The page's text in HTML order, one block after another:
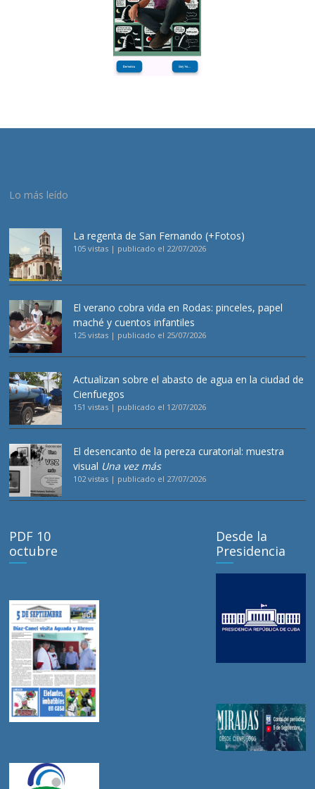
Lo más leído
La regenta de San Fernando (+Fotos)
105 vistas | publicado el 22/07/2026
El verano cobra vida en Rodas: pinceles, papel
maché y cuentos infantiles
125 vistas | publicado el 25/07/2026
Actualizan sobre el abasto de agua en la ciudad de
Cienfuegos
151 vistas | publicado el 12/07/2026
El desencanto de la pereza curatorial: muestra
visual Una vez más
102 vistas | publicado el 27/07/2026
PDF 10
octubre
Desde la
Presidencia